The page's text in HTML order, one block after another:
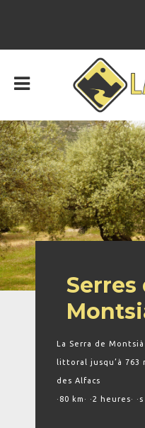
Serres
La Serra de
littoral jusqu’à 763
des Alfacs
·80 km· ·2 heures·